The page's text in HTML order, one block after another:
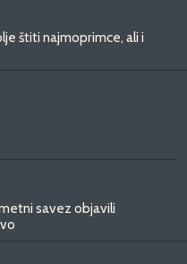
štiti najmoprimce, ali i
savez objavili